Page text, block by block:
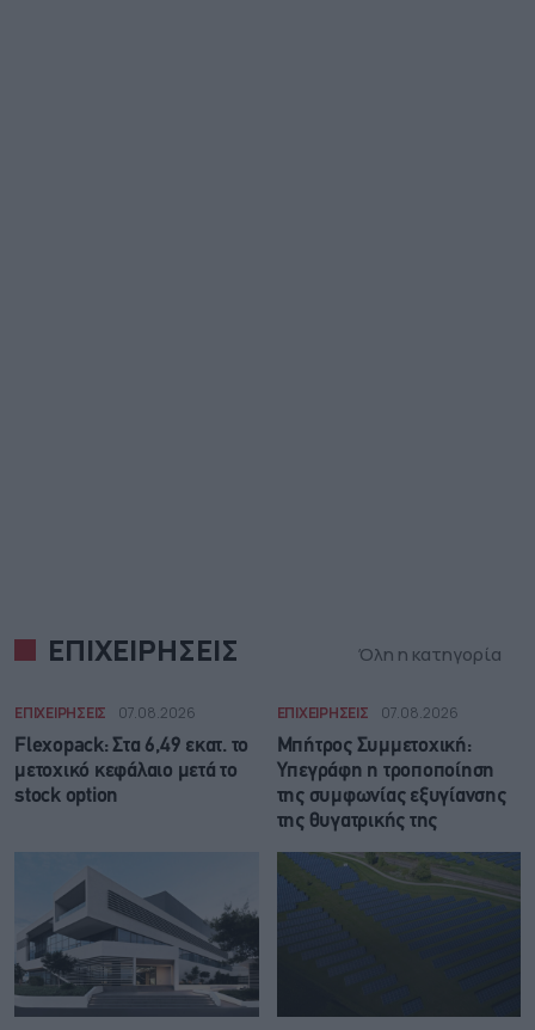
ΕΠΙΧΕΙΡΗΣΕΙΣ Όλη η κατηγορία
ΕΠΙΧΕΙΡΗΣΕΙΣ 07.08.2026
Flexopack: Στα 6,49 εκατ. το
μετοχικό κεφάλαιο μετά το
stock option
ΕΠΙΧΕΙΡΗΣΕΙΣ 07.08.2026
Μπήτρος Συμμετοχική:
Υπεγράφη η τροποποίηση
της συμφωνίας εξυγίανσης
της θυγατρικής της